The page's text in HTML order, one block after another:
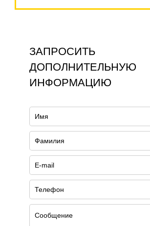
ЗАПРОСИТЬ
ДОПОЛНИТЕЛЬНУЮ
ИНФОРМАЦИЮ